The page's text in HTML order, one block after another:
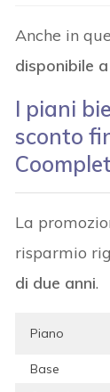
Anche in
disponibile
I piani
sconto
La
risparmio
di due anni.
Piano
Base